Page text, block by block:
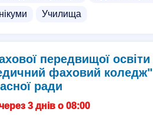
Училища
передвищої освіти
фаховий коледж"
ради
3 днів о 08:00